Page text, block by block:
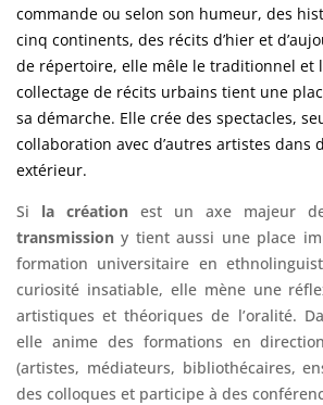
commande ou selon son humeur, des
cinq continents, des récits d’hier et
de répertoire, elle mêle le traditionnel et
collectage de récits urbains tient une
sa démarche. Elle crée des spectacles,
collaboration avec d’autres artistes dans
extérieur.
Si
la création est un axe majeur
transmission y tient aussi une place
formation universitaire en
curiosité insatiable, elle mène une
artistiques et théoriques de l’oralité.
elle anime des formations en
(artistes, médiateurs, bibliothécaires,
des colloques et participe à des